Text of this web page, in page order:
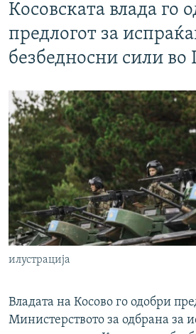
Косовската влада го
предлогот за
безбедносни сили во
илустрација
Владата на Косово го одобри
Министерството за одбрана за